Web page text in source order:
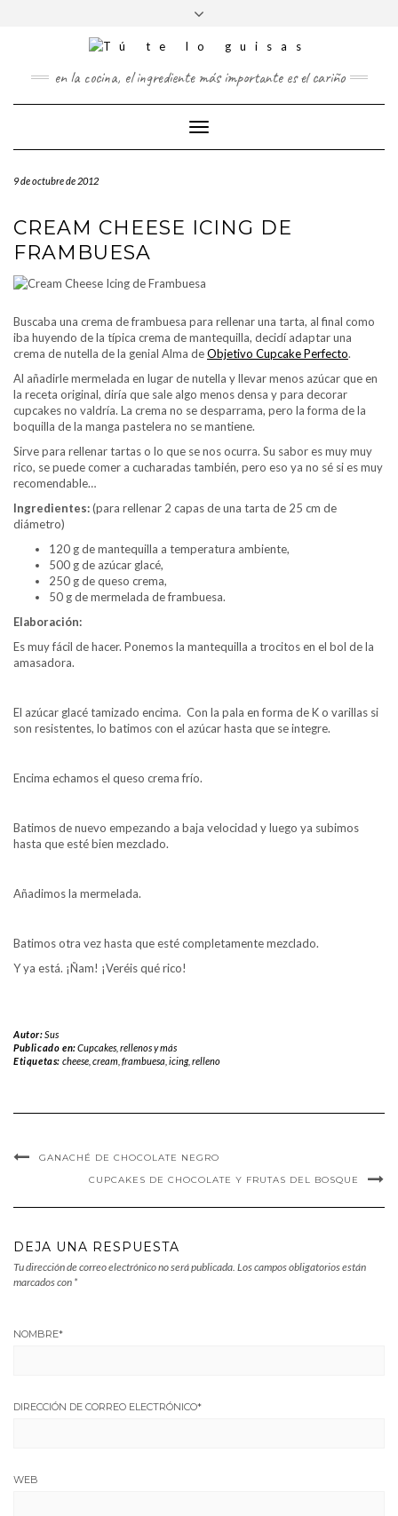
TWITTERPINTEREST
cabecera
en la cocina, el ingrediente más importante es el cariño
Cambiar
modo
9 de octubre de 2012
CREAM CHEESE ICING DE
FRAMBUESA
Buscaba una crema de frambuesa para rellenar una tarta, al final como
iba huyendo de la típica crema de mantequilla, decidí adaptar una
crema de nutella de la genial Alma deObjetivo Cupcake Perfecto.
Al añadirle mermelada en lugar de nutella y llevar menos azúcar que en
la receta original, diría que sale algo menos densa y para decorar
cupcakes no valdría. La crema no se desparrama, pero la forma de la
boquilla de la manga pastelera no se mantiene.
Sirve para rellenar tartas o lo que se nos ocurra. Su sabor es muy muy
rico, se puede comer a cucharadas también, pero eso ya no sé si es muy
recomendable…
Ingredientes:(para rellenar 2 capas de una tarta de 25 cm de
diámetro)
120 g de mantequilla a temperatura ambiente,
500 g de azúcar glacé,
250 g de queso crema,
50 g de mermelada de frambuesa.
Elaboración:
Es muy fácil de hacer. Ponemos la mantequilla a trocitos en el bol de la
amasadora.
El azúcar glacé tamizado encima. Con la pala en forma de K o varillas si
son resistentes, lo batimos con el azúcar hasta que se integre.
Encima echamos el queso crema frío.
Batimos de nuevo empezando a baja velocidad y luego ya subimos
hasta que esté bien mezclado.
Añadimos la mermelada.
Batimos otra vez hasta que esté completamente mezclado.
Y ya está. ¡Ñam! ¡Veréis qué rico!
Autor:Sus
Publicado en:Cupcakes, rellenos y más
Etiquetas: cheese, cream frambuesa icing, relleno
GANACHÉ DE CHOCOLATE NEGRO
CUPCAKES DE CHOCOLATE Y FRUTAS DEL BOSQUE
DEJA UNA RESPUESTA
Tu dirección de correo electrónico no será publicada. Los campos obligatorios están
marcados con *
NOMBRE*
DIRECCIÓN DE CORREO ELECTRÓNICO*
WEB